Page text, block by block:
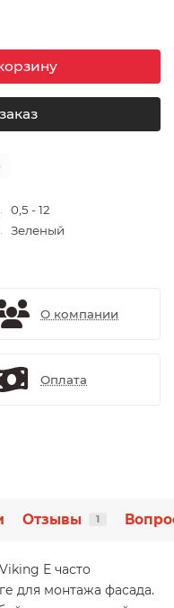
0,5 - 12
Зеленый
О компании
Оплата
Отзывы 1
E часто
для монтажа фасада.